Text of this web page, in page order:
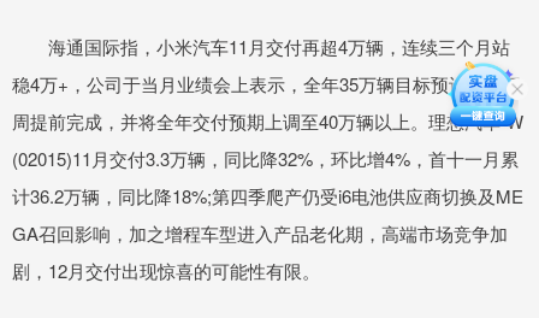
海通国际指，小米汽车11月交付再超4万辆，连续三个月站
稳4万+，公司于当月业绩会上表示，全年35万辆目标预计于第三
周提前完成，并将全年交付预期上调至40万辆以上。理想汽车-W
(02015)11月交付3.3万辆，同比降32%，环比增4%，首十一月累
计36.2万辆，同比降18%;第四季爬产仍受i6电池供应商切换及ME
GA召回影响，加之增程车型进入产品老化期，高端市场竞争加
剧，12月交付出现惊喜的可能性有限。